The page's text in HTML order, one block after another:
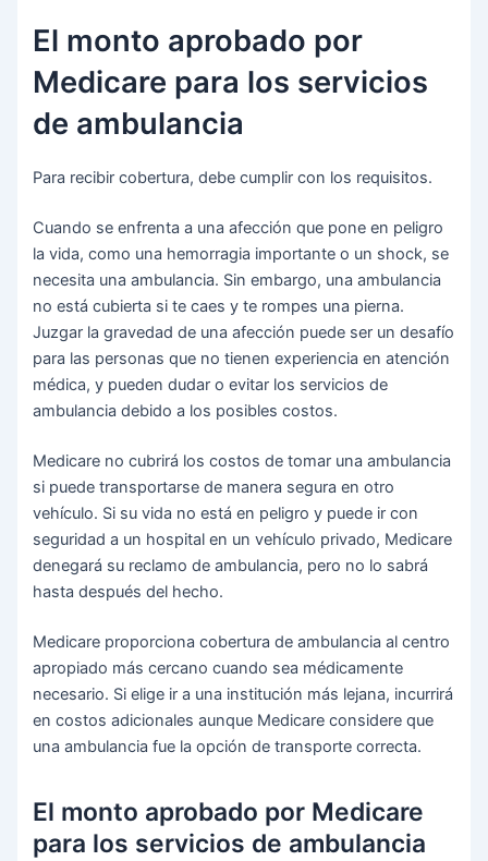
El monto aprobado por
Medicare para los servicios
de ambulancia
Para recibir cobertura, debe cumplir con los requisitos.
Cuando se enfrenta a una afección que pone en peligro
la vida, como una hemorragia importante o un shock, se
necesita una ambulancia. Sin embargo, una ambulancia
no está cubierta si te caes y te rompes una pierna.
Juzgar la gravedad de una afección puede ser un desafío
para las personas que no tienen experiencia en atención
médica, y pueden dudar o evitar los servicios de
ambulancia debido a los posibles costos.
Medicare no cubrirá los costos de tomar una ambulancia
si puede transportarse de manera segura en otro
vehículo. Si su vida no está en peligro y puede ir con
seguridad a un hospital en un vehículo privado, Medicare
denegará su reclamo de ambulancia, pero no lo sabrá
hasta después del hecho.
Medicare proporciona cobertura de ambulancia al centro
apropiado más cercano cuando sea médicamente
necesario. Si elige ir a una institución más lejana, incurrirá
en costos adicionales aunque Medicare considere que
una ambulancia fue la opción de transporte correcta.
El monto aprobado por Medicare
para los servicios de ambulancia